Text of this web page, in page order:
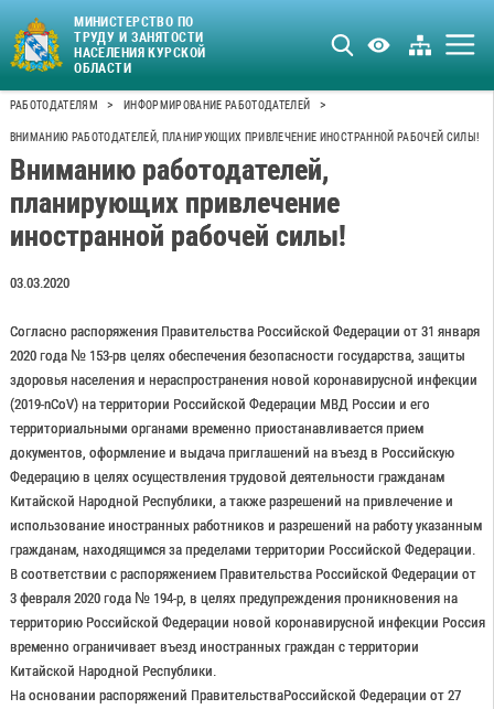
МИНИСТЕРСТВО ПО
ТРУДУ И ЗАНЯТОСТИ
НАСЕЛЕНИЯ КУРСКОЙ
ОБЛАСТИ
РАБОТОДАТЕЛЯМ > ИНФОРМИРОВАНИЕ РАБОТОДАТЕЛЕЙ >
ВНИМАНИЮ РАБОТОДАТЕЛЕЙ, ПЛАНИРУЮЩИХ ПРИВЛЕЧЕНИЕ ИНОСТРАННОЙ РАБОЧЕЙ СИЛЫ!
Вниманию работодателей,
планирующих привлечение
иностранной рабочей силы!
03.03.2020
Согласно распоряжения Правительства Российской Федерации от 31 января
2020 года № 153-рв целях обеспечения безопасности государства, защиты
здоровья населения и нераспространения новой коронавирусной инфекции
(2019-nCoV) на территории Российской Федерации МВД России и его
территориальными органами временно приостанавливается прием
документов, оформление и выдача приглашений на въезд в Российскую
Федерацию в целях осуществления трудовой деятельности гражданам
Китайской Народной Республики, а также разрешений на привлечение и
использование иностранных работников и разрешений на работу указанным
гражданам, находящимся за пределами территории Российской Федерации.
В соответствии с распоряжением Правительства Российской Федерации от
3 февраля 2020 года № 194-р, в целях предупреждения проникновения на
территорию Российской Федерации новой коронавирусной инфекции Россия
временно ограничивает въезд иностранных граждан с территории
Китайской Народной Республики.
На основании распоряжений ПравительстваРоссийской Федерации от 27